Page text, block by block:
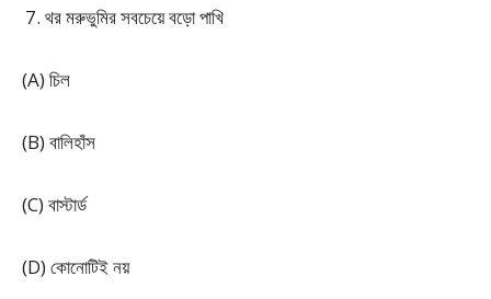
থর মরুভুমির সবচেয়ে বড়ো পাখি
(A) চিল
(B) বালিহাঁস
(C) বাস্টার্ড
(D) কোনোটিই নয়